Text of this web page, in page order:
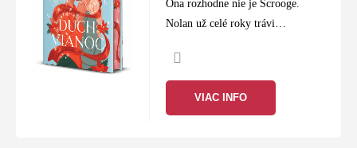
Atmosféra: Knihy plné emócií, rodinnej pohody a
zimného dobrodružstva.
Doručenie:Objednajte včas naslovtatran.sk
pripravte si čarovné Vianoce s knihou v ruke.
Ona rozhodne nie je Scrooge.
Nolan už celé roky trávi
životoch ľudí, ktorí potrebujú
lekciu z minulosti, a potom
VIAC INFO